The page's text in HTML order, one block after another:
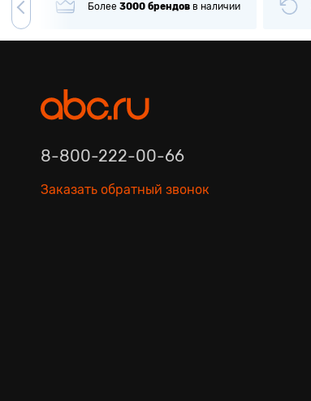
Более 3000 брендов в наличии
8-800-222-00-66
Заказать обратный звонок